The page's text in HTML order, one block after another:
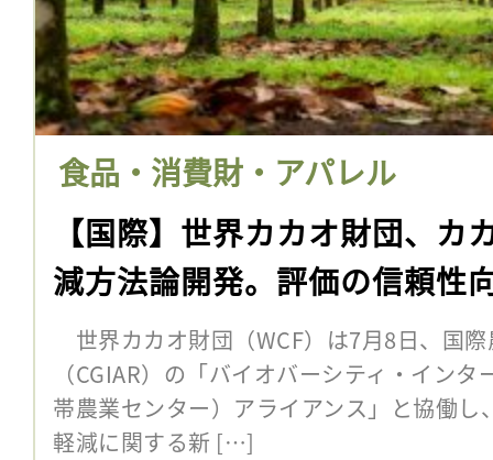
食品・消費財・アパレル
【国際】世界カカオ財団、カ
減方法論開発。評価の信頼性
世界カカオ財団（WCF）は7月8日、国
（CGIAR）の「バイオバーシティ・イン
帯農業センター）アライアンス」と協働
軽減に関する新 […]